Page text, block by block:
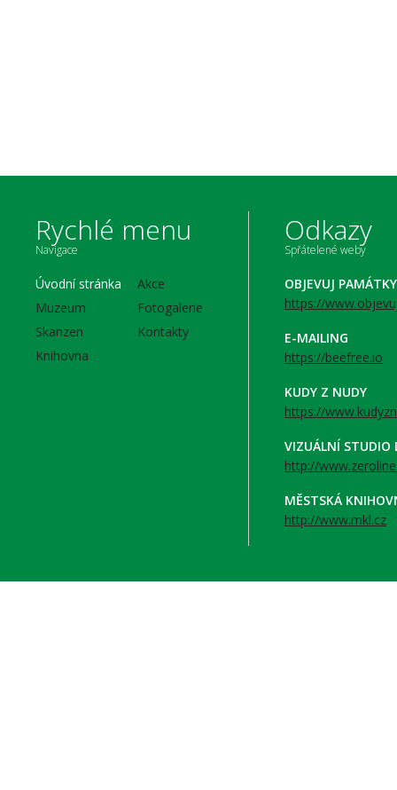
Rychlé menu
Navigace
Úvodní stránka
Muzeum
Skanzen
Knihovna
Akce
Fotogalerie
Kontakty
Odkazy
Spřátelené weby
OBJEVUJ PAMÁTKY
https://
E-MAILING
https://beefree.io
KUDY Z NUDY
https://
VIZUÁLNÍ STUDIO
http://
MĚSTSKÁ
http://www.mkl.cz